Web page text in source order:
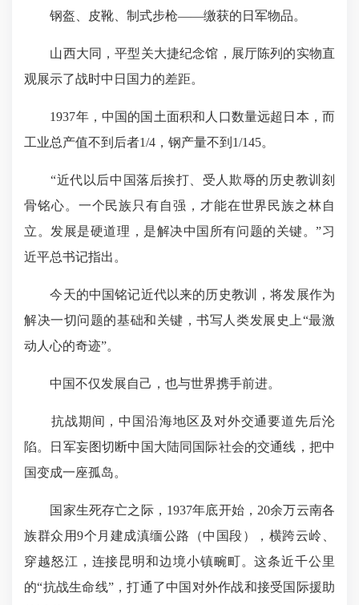
钢盔、皮靴、制式步枪——缴获的日军物品。
山西大同，平型关大捷纪念馆，展厅陈列的实物直
观展示了战时中日国力的差距。
1937年，中国的国土面积和人口数量远超日本，而
工业总产值不到后者1/4，钢产量不到1/145。
“近代以后中国落后挨打、受人欺辱的历史教训刻
骨铭心。一个民族只有自强，才能在世界民族之林自
立。发展是硬道理，是解决中国所有问题的关键。”习
近平总书记指出。
今天的中国铭记近代以来的历史教训，将发展作为
解决一切问题的基础和关键，书写人类发展史上“最激
动人心的奇迹”。
中国不仅发展自己，也与世界携手前进。
抗战期间，中国沿海地区及对外交通要道先后沦
陷。日军妄图切断中国大陆同国际社会的交通线，把中
国变成一座孤岛。
国家生死存亡之际，1937年底开始，20余万云南各
族群众用9个月建成滇缅公路（中国段），横跨云岭、
穿越怒江，连接昆明和边境小镇畹町。这条近千公里
的“抗战生命线”，打通了中国对外作战和接受国际援助